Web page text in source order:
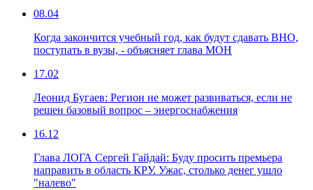
08.04
Когда закончится учебный год, как будут сдавать ВНО,
поступать в вузы, - объясняет глава МОН
17.02
Леонид Бугаев: Регион не может развиваться, если не
решен базовый вопрос – энергоснабжения
16.12
Глава ЛОГА Сергей Гайдай: Буду просить премьера
направить в область КРУ. Ужас, столько денег ушло
"налево"